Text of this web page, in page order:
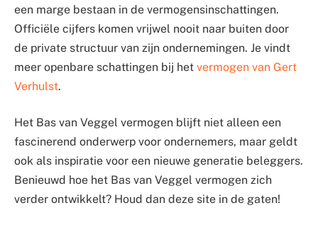
een marge bestaan in de vermogensinschattingen.
Officiële cijfers komen vrijwel nooit naar buiten door
de private structuur van zijn ondernemingen. Je vindt
meer openbare schattingen bij het vermogen van Gert
Verhulst.
Het Bas van Veggel vermogen blijft niet alleen een
fascinerend onderwerp voor ondernemers, maar geldt
ook als inspiratie voor een nieuwe generatie beleggers.
Benieuwd hoe het Bas van Veggel vermogen zich
verder ontwikkelt? Houd dan deze site in de gaten!